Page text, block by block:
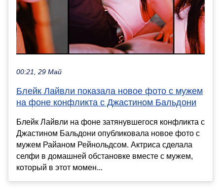
00:21, 29 Май
Блейк Лайвли показала новое фото с мужем
на фоне конфликта с Джастином Бальдони
Блейк Лайвли на фоне затянувшегося конфликта с
Джастином Бальдони опубликовала новое фото с
мужем Райаном Рейнольдсом. Актриса сделала
селфи в домашней обстановке вместе с мужем,
который в этот момен...